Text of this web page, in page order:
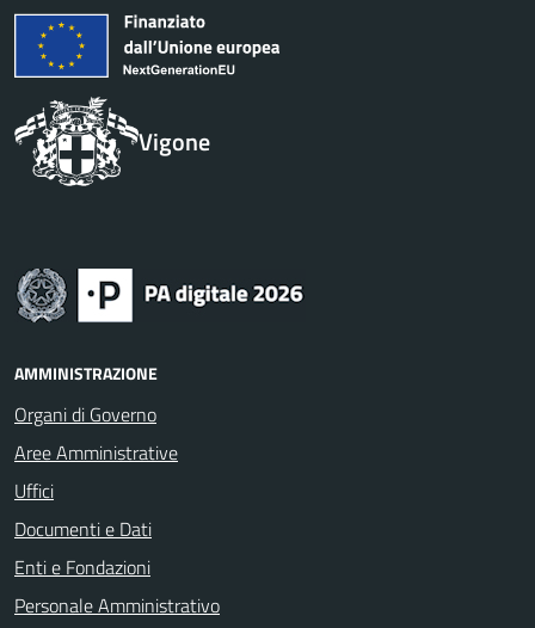
Vigone
AMMINISTRAZIONE
Organi di Governo
Aree Amministrative
Uffici
Documenti e Dati
Enti e Fondazioni
Personale Amministrativo